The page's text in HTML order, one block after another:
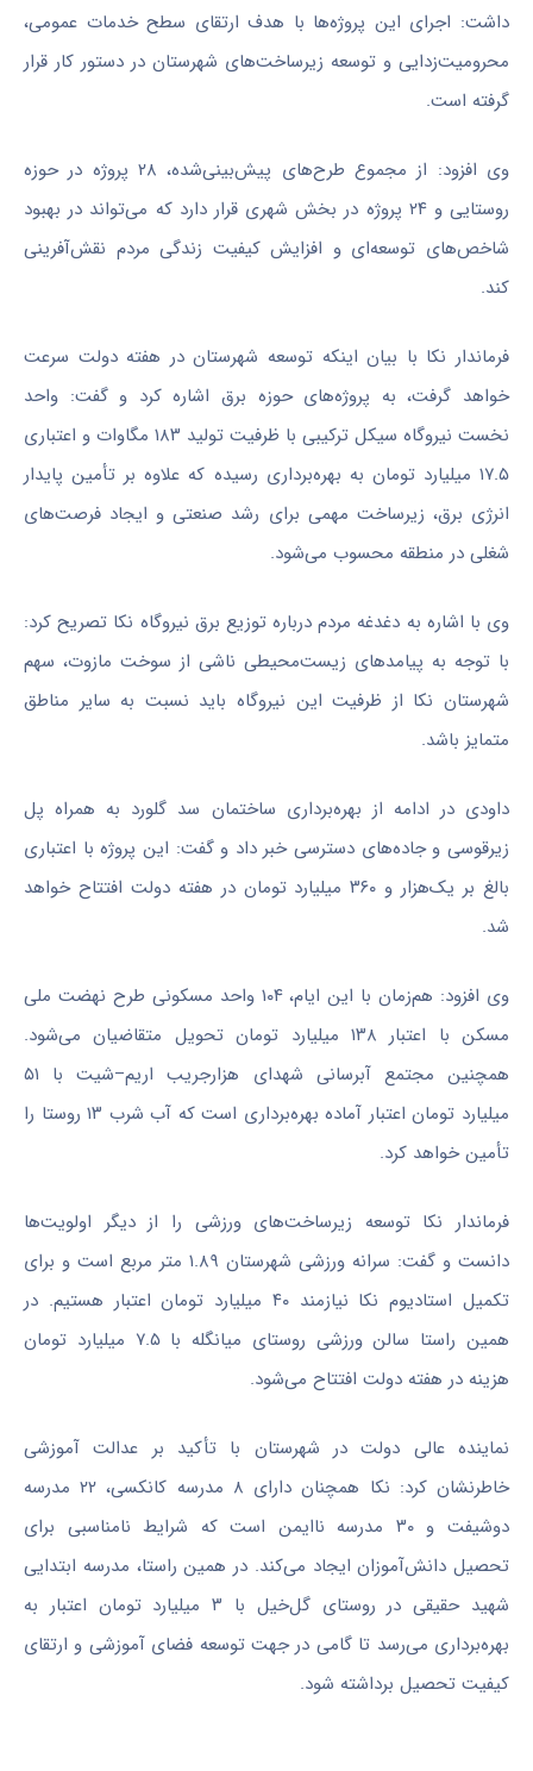
داشت: اجرای این پروژه‌ها با هدف ارتقای سطح خدمات عمومی،
محرومیت‌زدایی و توسعه زیرساخت‌های شهرستان در دستور کار قرار
گرفته است.
وی افزود: از مجموع طرح‌های پیش‌بینی‌شده، ۲۸ پروژه در حوزه
روستایی و ۲۴ پروژه در بخش شهری قرار دارد که می‌تواند در بهبود
شاخص‌های توسعه‌ای و افزایش کیفیت زندگی مردم نقش‌آفرینی
کند.
فرماندار نکا با بیان اینکه توسعه شهرستان در هفته دولت سرعت
خواهد گرفت، به پروژه‌های حوزه برق اشاره کرد و گفت: واحد
نخست نیروگاه سیکل ترکیبی با ظرفیت تولید ۱۸۳ مگاوات و اعتباری
۱۷.۵ میلیارد تومان به بهره‌برداری رسیده که علاوه بر تأمین پایدار
انرژی برق، زیرساخت مهمی برای رشد صنعتی و ایجاد فرصت‌های
شغلی در منطقه محسوب می‌شود.
وی با اشاره به دغدغه مردم درباره توزیع برق نیروگاه نکا تصریح کرد:
با توجه به پیامدهای زیست‌محیطی ناشی از سوخت مازوت، سهم
شهرستان نکا از ظرفیت این نیروگاه باید نسبت به سایر مناطق
متمایز باشد.
داودی در ادامه از بهره‌برداری ساختمان سد گلورد به همراه پل
زیرقوسی و جاده‌های دسترسی خبر داد و گفت: این پروژه با اعتباری
بالغ بر یک‌هزار و ۳۶۰ میلیارد تومان در هفته دولت افتتاح خواهد
شد.
وی افزود: هم‌زمان با این ایام، ۱۰۴ واحد مسکونی طرح نهضت ملی
مسکن با اعتبار ۱۳۸ میلیارد تومان تحویل متقاضیان می‌شود.
همچنین مجتمع آبرسانی شهدای هزارجریب اریم–شیت
با ۵۱
میلیارد تومان اعتبار آماده بهره‌برداری است که آب شرب ۱۳ روستا را
تأمین خواهد کرد.
فرماندار نکا توسعه زیرساخت‌های ورزشی را از دیگر اولویت‌ها
دانست و گفت: سرانه ورزشی شهرستان ۱.۸۹ متر مربع است و برای
تکمیل استادیوم نکا
نیازمند ۴۰ میلیارد تومان اعتبار هستیم. در
همین راستا سالن ورزشی روستای میانگله
با ۷.۵ میلیارد تومان
هزینه در هفته دولت افتتاح می‌شود.
نماینده عالی دولت در شهرستان با تأکید بر عدالت آموزشی
خاطرنشان کرد: نکا همچنان دارای ۸ مدرسه کانکسی، ۲۲ مدرسه
دوشیفت
و ۳۰ مدرسه ناایمن است که شرایط نامناسبی برای
تحصیل دانش‌آموزان ایجاد می‌کند. در همین راستا، مدرسه ابتدایی
شهید حقیقی در روستایگل‌خیل
با ۳ میلیارد تومان اعتبار به
بهره‌برداری می‌رسد تا گامی در جهت توسعه فضای آموزشی و ارتقای
کیفیت تحصیل برداشته شود.